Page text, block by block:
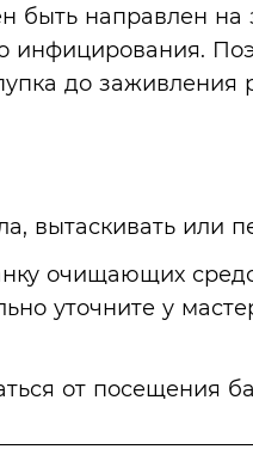
быть направлен на
до заживления
вытаскивать или
очищающих
уточните у
от посещения